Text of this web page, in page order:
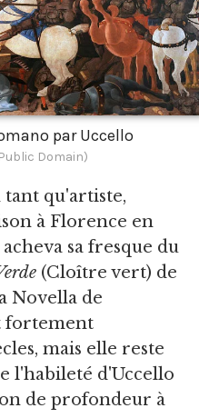
par Uccello
Domain)
qu'artiste,
à Florence en
acheva sa fresque du
(Cloître vert) de
Novella de
fortement
mais elle reste
l'habileté d'Uccello
de profondeur à